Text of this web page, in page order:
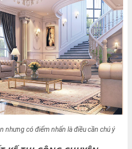
nhưng có điểm nhấn là điều cần chú ý